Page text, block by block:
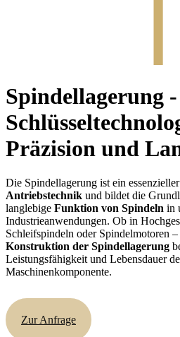
Spindellagerung -
Präzision und
Die Spindellagerung ist ein
Antriebstechnik und bildet die
langlebige Funktion von Spindeln in
Industrieanwendungen. Ob in
Schleifspindeln oder Spindelmotoren –
Konstruktion der Spindellagerung
Leistungsfähigkeit und Lebensdauer
Maschinenkomponente.
Zur Anfrage